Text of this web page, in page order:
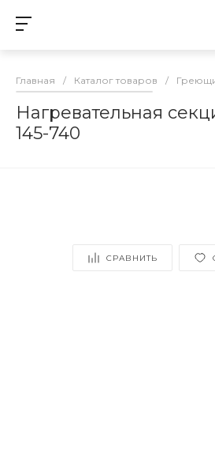
Главная / Каталог товаров /
Нагревательная
145-740
СРАВНИТЬ